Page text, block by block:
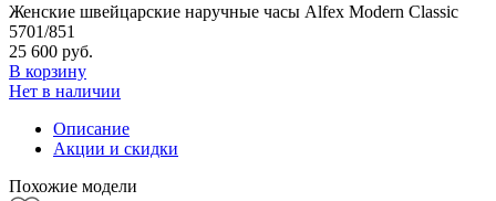
Женские швейцарские наручные часы Alfex Modern Classic
5701/851
25 600 руб.
В корзину
Нет в наличии
Описание
Акции и скидки
Похожие модели